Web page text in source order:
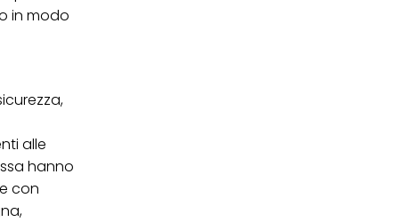
in modo
alle
hanno
con
cookie e consentirli